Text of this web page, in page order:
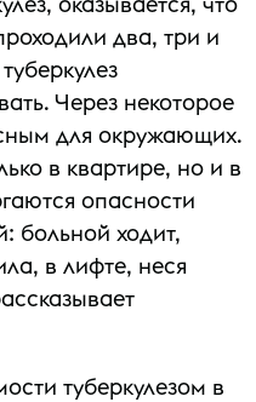
два, три и
Через некоторое
для окружающих.
в квартире, но и в
опасности
больной ходит,
в лифте, неся
туберкулезом в